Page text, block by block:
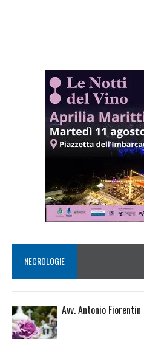
NECROLOGIE
Avv. Antonio Fiorentin